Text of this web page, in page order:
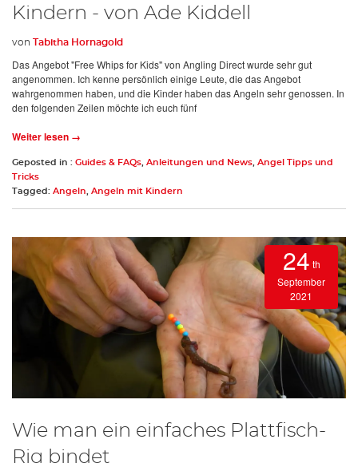
Kindern - von Ade Kiddell
von Tabitha Hornagold
Das Angebot "Free Whips for Kids" von Angling Direct wurde sehr gut
angenommen. Ich kenne persönlich einige Leute, die das Angebot
wahrgenommen haben, und die Kinder haben das Angeln sehr genossen. In
den folgenden Zeilen möchte ich euch fünf
Weiter lesen →
Geposted in : Guides & FAQs Anleitungen und News Angel Tipps und
Tricks
Tagged: Angeln Angeln mit Kindern
24 th
September
2021
Wie man ein einfaches Plattfisch-
Rig bindet